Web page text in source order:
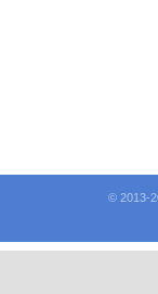
© 2013-